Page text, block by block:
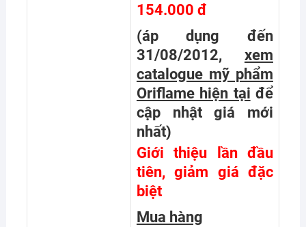
154.000 đ
(áp dụng đến
31/08/2012, xem
catalogue mỹ phẩm
Oriflame hiện tại để
cập nhật giá mới
nhất)
Giới thiệu lần đầu
tiên, giảm giá đặc
biệt
Mua hàng